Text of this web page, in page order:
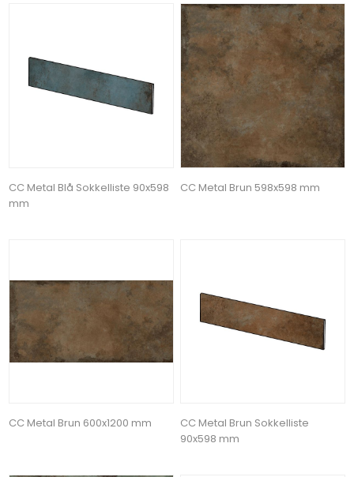
CC Metal Blå Sokkelliste 90x598
mm
CC Metal Brun 598x598 mm
CC Metal Brun 600x1200 mm
CC Metal Brun Sokkelliste
90x598 mm